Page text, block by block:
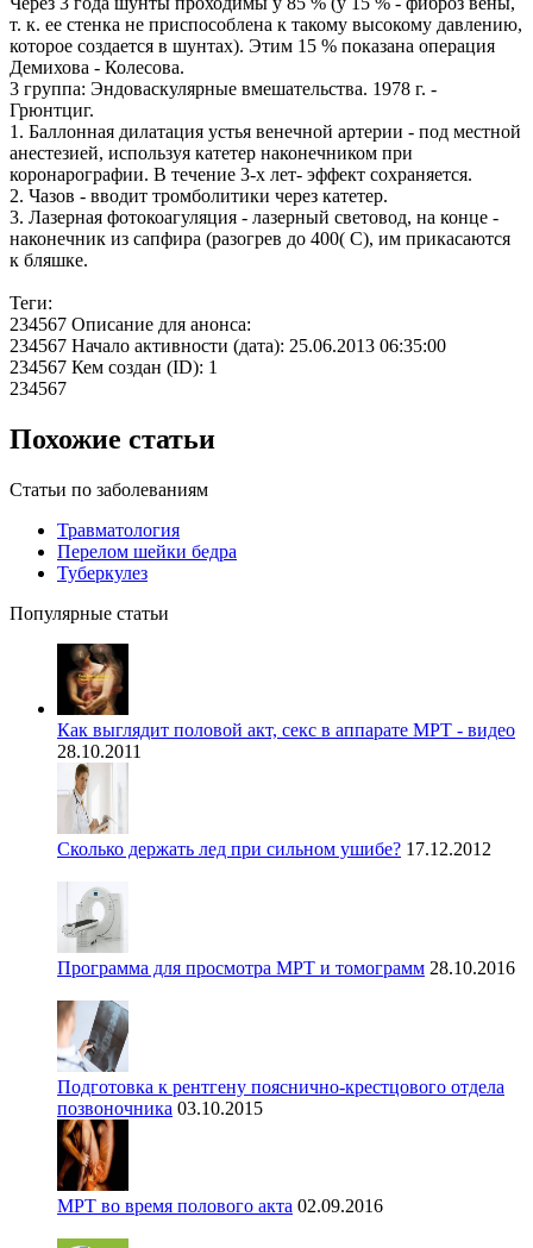
т. к. ее стенка не приспособлена к такому высокому давлению,
которое создается в шунтах). Этим 15 % показана операция
Демихова - Колесова.
3 группа: Эндоваскулярные вмешательства. 1978 г. -
Грюнтциг.
1. Баллонная дилатация устья венечной артерии - под местной
анестезией, используя катетер наконечником при
коронарографии. В течение 3-х лет- эффект сохраняется.
2. Чазов - вводит тромболитики через катетер.
3. Лазерная фотокоагуляция - лазерный световод, на конце -
наконечник из сапфира (разогрев до 400( С), им прикасаются
к бляшке.
Теги:
234567 Описание для анонса:
234567 Начало активности (дата): 25.06.2013 06:35:00
234567 Кем создан (ID): 1
234567
Похожие статьи
Статьи по заболеваниям
Травматология
Перелом шейки бедра
Туберкулез
Популярные статьи
Как выглядит половой акт, секс в аппарате МРТ - видео
28.10.2011
Сколько держать лед при сильном ушибе? 17.12.2012
Программа для просмотра МРТ и томограмм 28.10.2016
Подготовка к рентгену пояснично-крестцового отдела
позвоночника 03.10.2015
МРТ во время полового акта 02.09.2016